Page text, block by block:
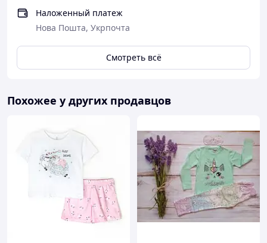
Наложенный платеж
Нова Пошта, Укрпочта
Смотреть всё
Похожее у других продавцов